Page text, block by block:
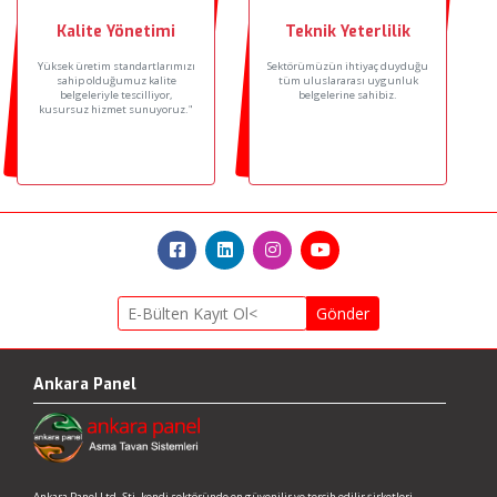
Kalite Yönetimi
Yüksek üretim standartlarımızı
sahip olduğumuz kalite
belgeleriyle tescilliyor,
kusursuz hizmet sunuyoruz."
Teknik Yeterlilik
Sektörümüzün ihtiyaç duyduğu
tüm uluslararası uygunluk
belgelerine sahibiz.
Gönder
Ankara Panel